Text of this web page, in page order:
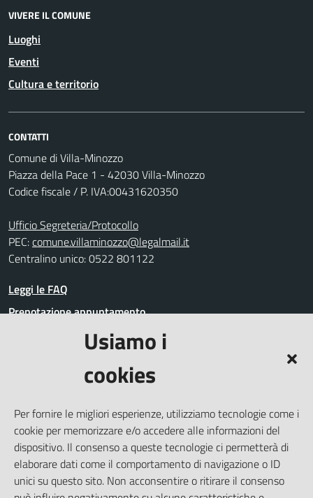
Usiamo i
cookies
Per fornire le migliori esperienze, utilizziamo tecnologie come i
cookie per memorizzare e/o accedere alle informazioni del
dispositivo. Il consenso a queste tecnologie ci permetterà di
elaborare dati come il comportamento di navigazione o ID
unici su questo sito. Non acconsentire o ritirare il consenso
VIVERE IL COMUNE
Luoghi
Eventi
Cultura e territorio
CONTATTI
Comune di Villa-Minozzo
Piazza della Pace 1 - 42030 Villa-Minozzo
Codice fiscale / P. IVA:00431620350
Ufficio Segreteria/Protocollo
PEC:comune.villaminozzo@legalmail.it
Centralino unico: 0522 801122
Leggi le FAQ
Prenotazione appuntamento
Segnalazione disservizio
Amministrazione trasparente
Whistleblowing
Dichiarazione di accessibilità
Note legali
Cookie Policy (UE)